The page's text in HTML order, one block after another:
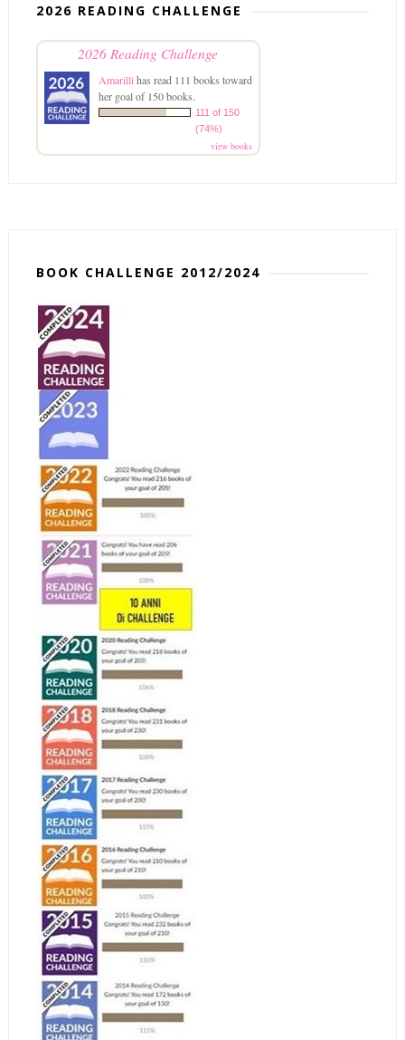
2026 READING CHALLENGE
2026 Reading Challenge
Amarillihas read 111 books toward
her goal of 150 books.
111 of 150
(74%)
view books
BOOK CHALLENGE 2012/2024